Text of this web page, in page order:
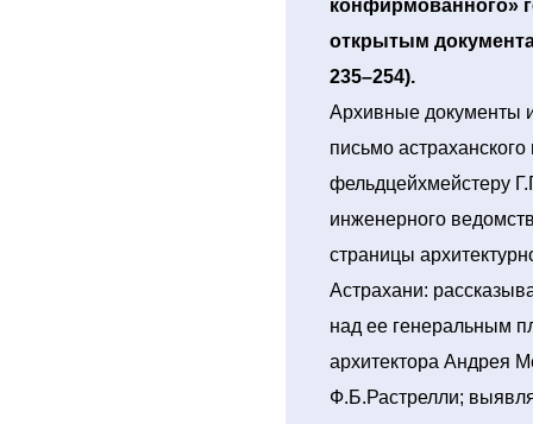
конфирмованного»
открытым
235–254).
Архивные документы
письмо
фельдцейхмейстеру
инженерного
страницы
Астрахани:
над ее генеральным
архитектора Андрея
Ф.Б.Растрелли;